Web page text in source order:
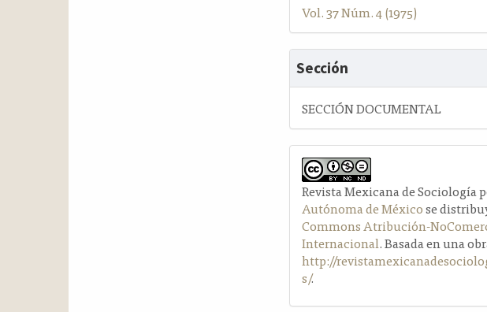
Vol. 37 Núm. 4 (1975)
Sección
SECCIÓN DOCUMENTAL
Revista Mexicana de Sociología
Autónoma de Méxicose
Commons Atribución-
Internacional. Basada en una
http://
s/.